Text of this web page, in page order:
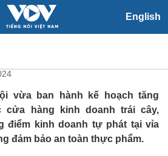
English
Xã hội
Tin 24h
Dự báo thời tiết
vỉa hè, đồ ăn thức
sao?
vừa ban hành kế hoạch tăng
cửa hàng kinh doanh trái cây,
điểm kinh doanh tự phát tại vỉa
đảm bảo an toàn thực phẩm.